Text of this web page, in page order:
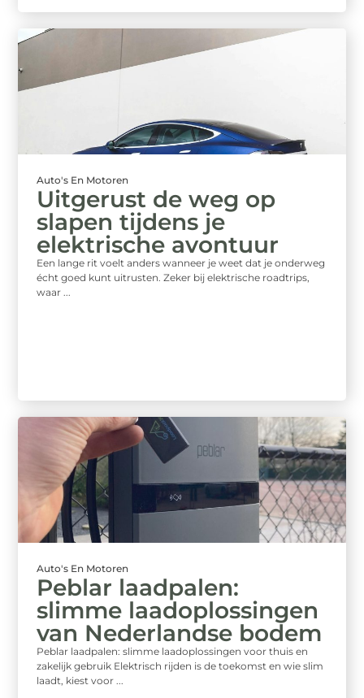
Auto's En Motoren
Uitgerust de weg op
slapen tijdens je
elektrische avontuur
Een lange rit voelt anders wanneer je weet dat je onderweg
écht goed kunt uitrusten. Zeker bij elektrische roadtrips,
waar ...
Auto's En Motoren
Peblar laadpalen:
slimme laadoplossingen
van Nederlandse bodem
Peblar laadpalen: slimme laadoplossingen voor thuis en
zakelijk gebruik Elektrisch rijden is de toekomst en wie slim
laadt, kiest voor ...